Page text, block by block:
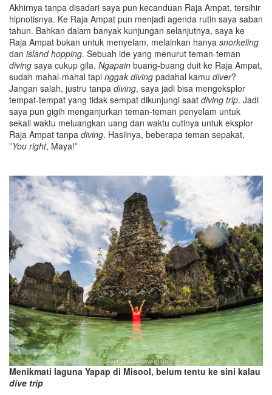
Akhirnya tanpa disadari saya pun kecanduan Raja Ampat, tersihir
hipnotisnya. Ke Raja Ampat pun menjadi agenda rutin saya saban
tahun. Bahkan dalam banyak kunjungan selanjutnya, saya ke
Raja Ampat bukan untuk menyelam, melainkan hanya snorkeling
dan island hopping. Sebuah ide yang menurut teman-teman
diving saya cukup gila. Ngapain buang-buang duit ke Raja Ampat,
sudah mahal-mahal tapi nggak diving padahal kamu diver?
Jangan salah, justru tanpa diving, saya jadi bisa mengeksplor
tempat-tempat yang tidak sempat dikunjungi saat diving trip. Jadi
saya pun gigih menganjurkan teman-teman penyelam untuk
sekali waktu meluangkan uang dan waktu cutinya untuk eksplor
Raja Ampat tanpa diving. Hasilnya, beberapa teman sepakat,
”You right, Maya!”
Menikmati laguna Yapap di Misool, belum tentu ke sini kalau
dive trip